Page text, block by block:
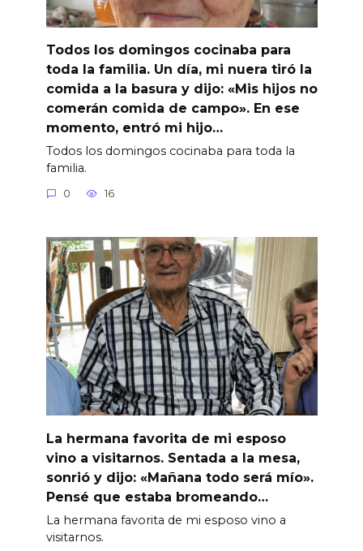
Todos los domingos cocinaba para
toda la familia. Un día, mi nuera tiró la
comida a la basura y dijo: «Mis hijos no
comerán comida de campo». En ese
momento, entró mi hijo…
Todos los domingos cocinaba para toda la
familia.
0 16
La hermana favorita de mi esposo
vino a visitarnos. Sentada a la mesa,
sonrió y dijo: «Mañana todo será mío».
Pensé que estaba bromeando…
La hermana favorita de mi esposo vino a
visitarnos.